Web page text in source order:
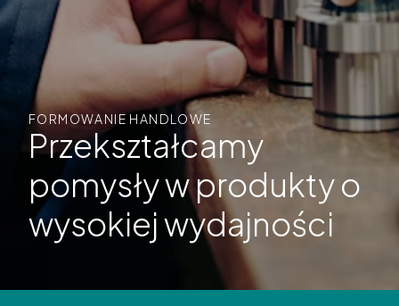
FORMOWANIE HANDLOWE
Przekształcamy
pomysły w produkty o
wysokiej wydajności